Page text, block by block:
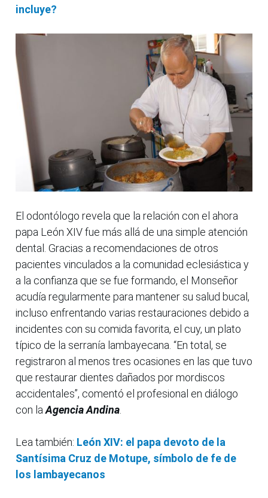
incluye?
El odontólogo revela que la relación con el ahora
papa León XIV fue más allá de una simple atención
dental. Gracias a recomendaciones de otros
pacientes vinculados a la comunidad eclesiástica y
a la confianza que se fue formando, el Monseñor
acudía regularmente para mantener su salud bucal,
incluso enfrentando varias restauraciones debido a
incidentes con su comida favorita, el cuy, un plato
típico de la serranía lambayecana. “En total, se
registraron al menos tres ocasiones en las que tuvo
que restaurar dientes dañados por mordiscos
accidentales”, comentó el profesional en diálogo
con laAgencia Andina
Lea también: León XIV: el papa devoto de la
Santísima Cruz de Motupe, símbolo de fe de
los lambayecanos